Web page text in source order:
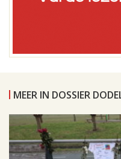
MEER IN DOSSIER